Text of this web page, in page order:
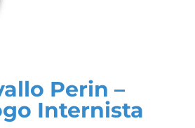
Perin –
Internista